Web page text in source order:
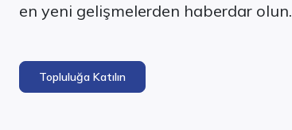
en yeni gelişmelerden haberdar olun.
Topluluğa Katılın